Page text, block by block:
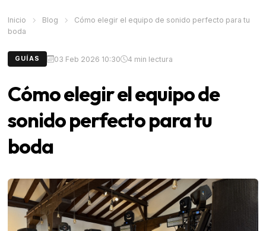
Inicio Blog
Cómo elegir el equipo de sonido perfecto para tu
boda
GUÍAS 03 Feb 2026 10:30 4 min lectura
Cómo elegir el equipo de
sonido perfecto para tu
boda